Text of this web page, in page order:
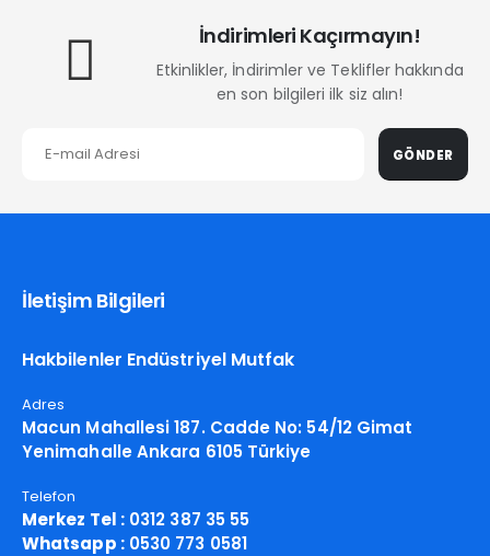
İndirimleri Kaçırmayın!
Etkinlikler, İndirimler ve Teklifler hakkında
en son bilgileri ilk siz alın!
GÖNDER
İletişim Bilgileri
Hakbilenler Endüstriyel Mutfak
Adres
Macun Mahallesi 187. Cadde No: 54/12 Gimat
Yenimahalle Ankara 6105 Türkiye
Telefon
Merkez Tel :0312 387 35 55
Whatsapp :0530 773 0581